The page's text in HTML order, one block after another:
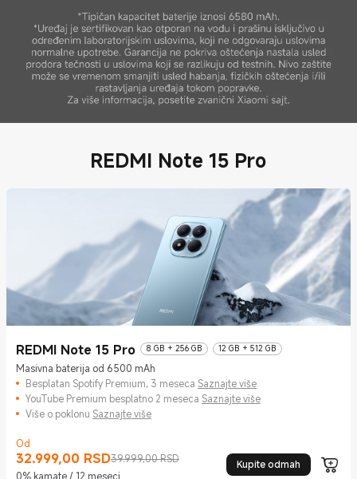
REDMI Note 15 Pro
REDMI Note 15 Pro 8 GB + 256 GB 12 GB + 512 GB
Masivna baterija od 6500 mAh
Besplatan Spotify Premium, 3 meseca Saznajte više
YouTube Premium besplatno 2 meseca Saznajte više
Više o poklonu Saznajte više
Od
32.999,00 RSD
Current Price RSD3299939.999,00 RSD
Tržišna cena 39.999,00 RSD
0% kamate / 12 meseci
Kupite odmah